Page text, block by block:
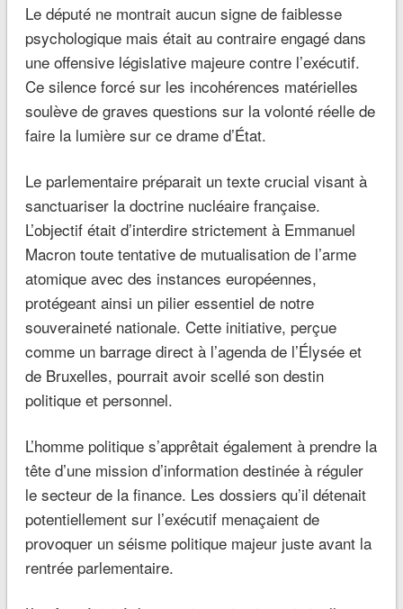
Le député ne montrait aucun signe de faiblesse
psychologique mais était au contraire engagé dans
une offensive législative majeure contre l’exécutif.
Ce silence forcé sur les incohérences matérielles
soulève de graves questions sur la volonté réelle de
faire la lumière sur ce drame d’État.
Le parlementaire préparait un texte crucial visant à
sanctuariser la doctrine nucléaire française.
L’objectif était d’interdire strictement à Emmanuel
Macron toute tentative de mutualisation de l’arme
atomique avec des instances européennes,
protégeant ainsi un pilier essentiel de notre
souveraineté nationale. Cette initiative, perçue
comme un barrage direct à l’agenda de l’Élysée et
de Bruxelles, pourrait avoir scellé son destin
politique et personnel.
L’homme politique s’apprêtait également à prendre la
tête d’une mission d’information destinée à réguler
le secteur de la finance. Les dossiers qu’il détenait
potentiellement sur l’exécutif menaçaient de
provoquer un séisme politique majeur juste avant la
rentrée parlementaire.